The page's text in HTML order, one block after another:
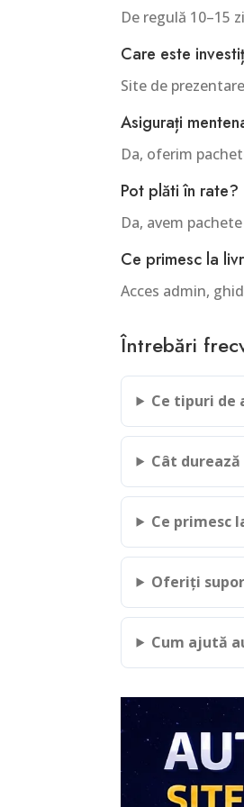
De regulă 10–15
Care este
Site de
Asigurați
Da, oferim
Pot plăti în rate?
Da, avem
Ce primesc la
Acces admin,
Întrebări
Ce tipuri de
Cât
Ce primesc
Oferiți
Cum ajută